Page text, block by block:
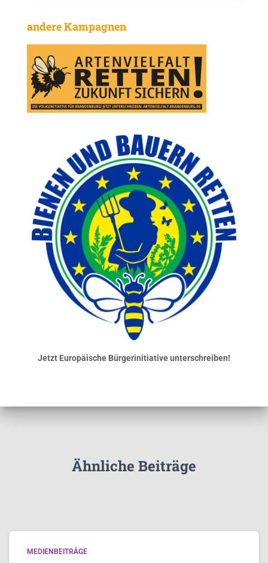
andere Kampagnen
Jetzt Europäische Bürgerinitiative unterschreiben!
Ähnliche Beiträge
MEDIENBEITRÄGE